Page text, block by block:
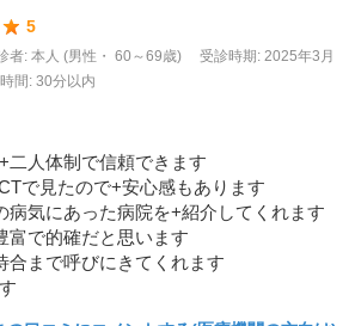
5
者: 本人 (男性・ 60～69歳)
受診時期: 2025年3月
間: 30分以内
二人体制で信頼できます
で見たので+安心感もあります
病気にあった病院を+紹介してくれます
富で的確だと思います
合まで呼びにきてくれます